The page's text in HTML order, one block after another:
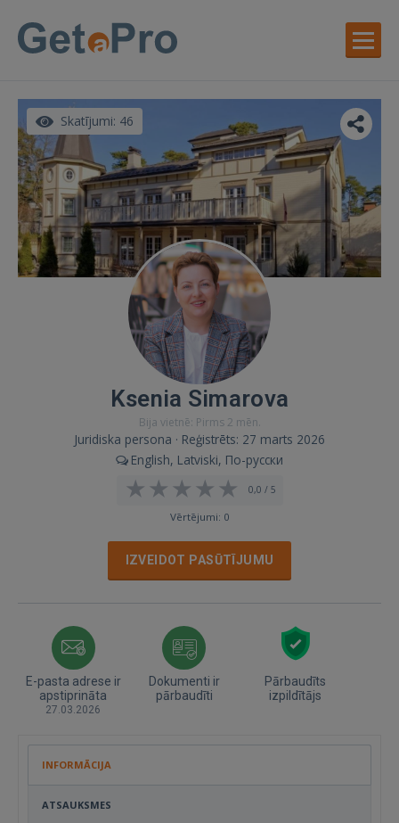
Skatījumi: 46
Ksenia Simarova
Bija vietnē: Pirms 2 mēn.
Juridiska persona · Reģistrēts: 27 marts 2026
English, Latviski, По-русски
0,0 / 5
Vērtējumi: 0
IZVEIDOT PASŪTĪJUMU
E-pasta adrese ir
apstiprināta
27.03.2026
Dokumenti ir
pārbaudīti
Pārbaudīts
izpildītājs
INFORMĀCIJA
ATSAUKSMES